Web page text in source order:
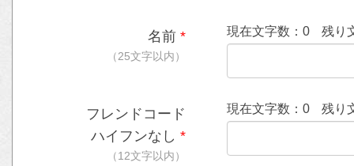
名前 *
（25文字以内）
現在文字数：0 残り
フレンドコード
ハイフンなし *
（12文字以内）
現在文字数：0 残り